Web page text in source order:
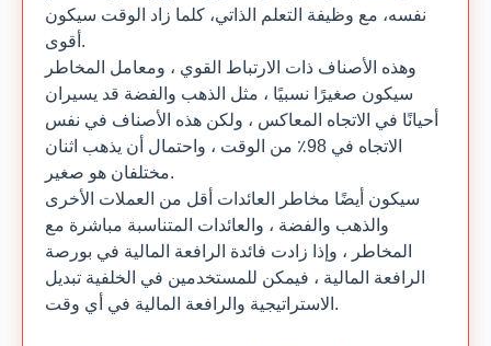
نفسه، مع وظيفة التعلم الذاتي، كلما زاد الوقت سيكون
أقوى.
وهذه الأصناف ذات الارتباط القوي ، ومعامل المخاطر
سيكون صغيرًا نسبيًا ، مثل الذهب والفضة قد يسيران
أحيانًا في الاتجاه المعاكس ، ولكن هذه الأصناف في نفس
الاتجاه في 98٪ من الوقت ، واحتمال أن يذهب اثنان
مختلفان هو صغير.
سيكون أيضًا مخاطر العائدات أقل من العملات الأخرى
والذهب والفضة ، والعائدات المتناسبة مباشرة مع
المخاطر ، وإذا زادت فائدة الرافعة المالية في بورصة
الرافعة المالية ، فيمكن للمستخدمين في الخلفية تبديل
الاستراتيجية والرافعة المالية في أي وقت.